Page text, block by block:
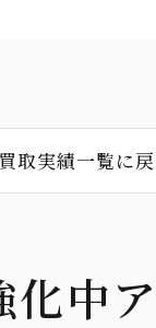
買取実績一覧に
化中